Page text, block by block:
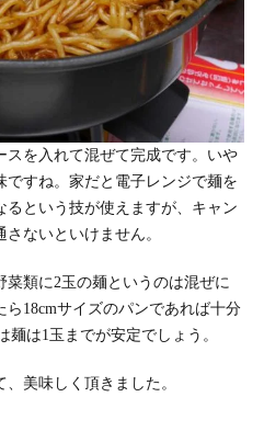
スを入れて混ぜて完成です。いや
ですね。家だと電子レンジで麺を
という技が使えますが、キャン
ないといけません。
類に2玉の麺というのは混ぜに
ら18cmサイズのパンであれば十分
麺は1玉までが安定でしょう。
美味しく頂きました。